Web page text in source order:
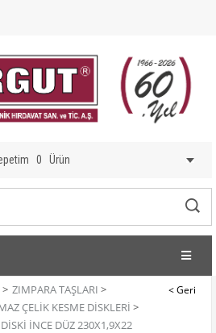
0 Ürün
> ZIMPARA TAŞLARI >
ÇELIK KESME DISKLERI >
İNCE DÜZ 230X1,9X22